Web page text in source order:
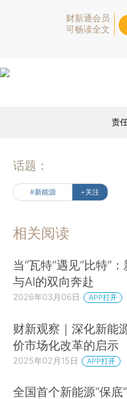
财新通会员
可畅读全文
责
话题：
#新能源 +关注
相关阅读
当“瓦特”遇见“比特”
与AI的双向奔赴
2026年03月06日 APP打开
财新观察｜深化新能
价市场化改革的启示
2025年02月15日 APP打开
全国首个新能源“保底